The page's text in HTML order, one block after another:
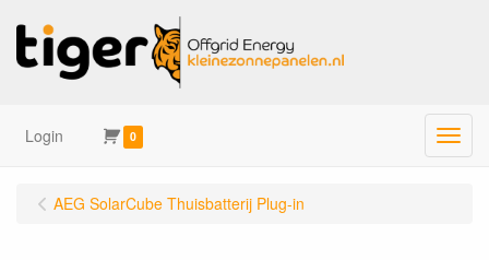
Login 0 Menu
AEG SolarCube Thuisbatterij Plug-in